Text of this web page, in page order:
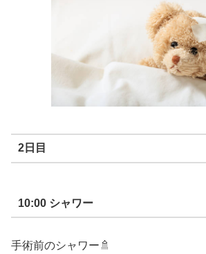
2日目
10:00 シャワー
手術前のシャワー 🚿